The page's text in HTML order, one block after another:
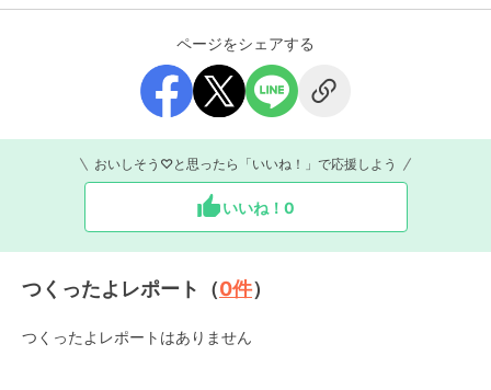
ページをシェアする
おいしそう♡と思ったら「いいね！」で応援しよう
いいね！ 0
つくったよレポート（0件）
つくったよレポートはありません